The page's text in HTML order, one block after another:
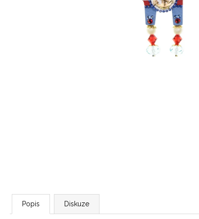
Popis Diskuze
LEVANDULOVÁ LIMITKA JELENÍ BROŽ